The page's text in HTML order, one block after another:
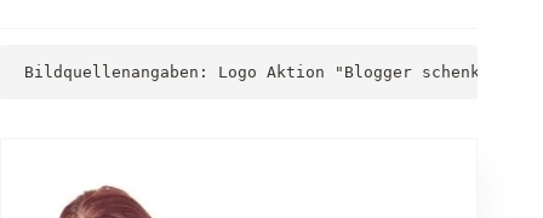
Bildquellenangaben: Logo Aktion "Blogger schenken